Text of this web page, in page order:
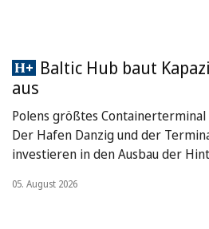
Baltic Hub baut
aus
Polens größtes
Der Hafen Danzig und der
investieren in den Ausbau der
05. August 2026